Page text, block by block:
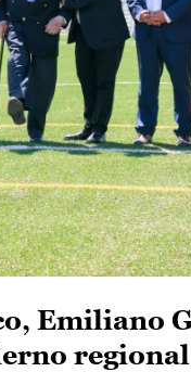
Emiliano